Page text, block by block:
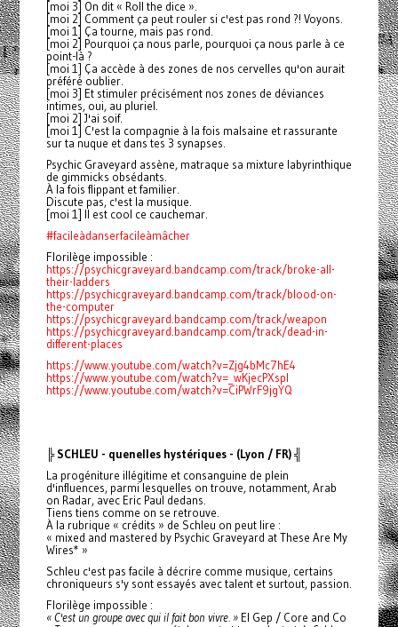
[moi 3] On dit « Roll the dice ».
[moi 2] Comment ça peut rouler si c'est pas rond ?! Voyons.
[moi 1] Ça tourne, mais pas rond.
[moi 2] Pourquoi ça nous parle, pourquoi ça nous parle à ce
point-là ?
[moi 1] Ça accède à des zones de nos cervelles qu'on aurait
préféré oublier.
[moi 3] Et stimuler précisément nos zones de déviances
intimes, oui, au pluriel.
[moi 2] J'ai soif.
[moi 1] C'est la compagnie à la fois malsaine et rassurante
sur ta nuque et dans tes 3 synapses.
Psychic Graveyard assène, matraque sa mixture labyrinthique
de gimmicks obsédants.
À la fois flippant et familier.
Discute pas, c'est la musique.
[moi 1] Il est cool ce cauchemar.
#facileàdanserfacileàmâcher
Florilège impossible :
https://psychicgraveyard.bandcamp.com/track/broke-all-
their-ladders
https://psychicgraveyard.bandcamp.com/track/blood-on-
the-computer
https://psychicgraveyard.bandcamp.com/track/weapon
https://psychicgraveyard.bandcamp.com/track/dead-in-
different-places
https://www.youtube.com/watch?v=Zjg4bMc7hE4
https://www.youtube.com/watch?v=_wKjecPXspI
https://www.youtube.com/watch?v=CiPWrF9jgYQ
╠ SCHLEU - quenelles hystériques - (Lyon / FR) ╣
La progéniture illégitime et consanguine de plein
d'influences, parmi lesquelles on trouve, notamment, Arab
on Radar, avec Eric Paul dedans.
Tiens tiens comme on se retrouve.
À la rubrique « crédits » de Schleu on peut lire :
« mixed and mastered by Psychic Graveyard at These Are My
Wires* »
Schleu c'est pas facile à décrire comme musique, certains
chroniqueurs s'y sont essayés avec talent et surtout, passion.
Florilège impossible :
« C'est un groupe avec qui il fait bon vivre. »El Gep / Core and Co